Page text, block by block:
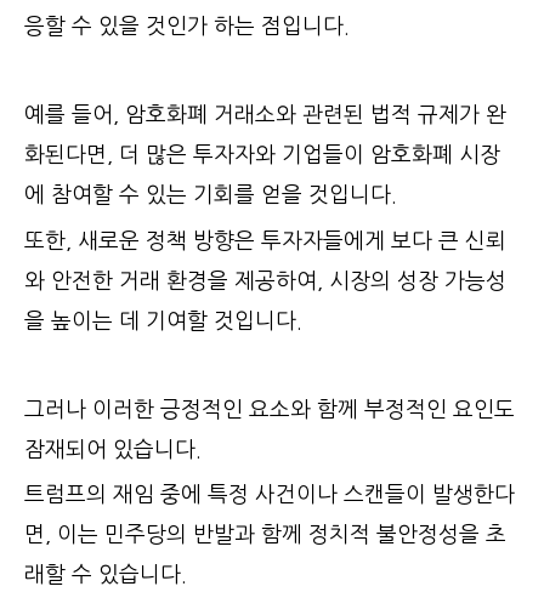
응할 수 있을 것인가 하는 점입니다.
예를 들어, 암호화폐 거래소와 관련된 법적 규제가 완
화된다면, 더 많은 투자자와 기업들이 암호화폐 시장
에 참여할 수 있는 기회를 얻을 것입니다.
또한, 새로운 정책 방향은 투자자들에게 보다 큰 신뢰
와 안전한 거래 환경을 제공하여, 시장의 성장 가능성
을 높이는 데 기여할 것입니다.
그러나 이러한 긍정적인 요소와 함께 부정적인 요인도
잠재되어 있습니다.
트럼프의 재임 중에 특정 사건이나 스캔들이 발생한다
면, 이는 민주당의 반발과 함께 정치적 불안정성을 초
래할 수 있습니다.